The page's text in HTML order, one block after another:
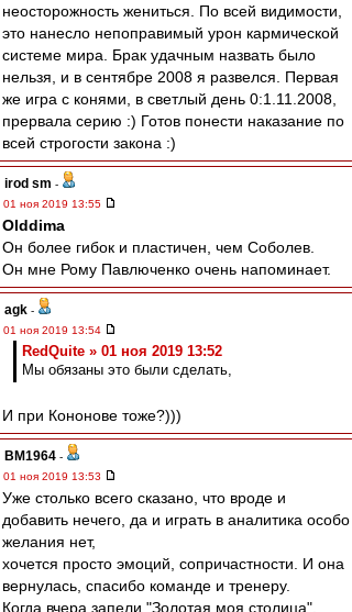
неосторожность жениться. По всей видимости,
это нанесло непоправимый урон кармической
системе мира. Брак удачным назвать было
нельзя, и в сентябре 2008 я развелся. Первая
же игра с конями, в светлый день 0:1.11.2008,
прервала серию :) Готов понести наказание по
всей строгости закона :)
irod sm -
01 ноя 2019 13:55
Olddima
Он более гибок и пластичен, чем Соболев.
Он мне Рому Павлюченко очень напоминает.
agk -
01 ноя 2019 13:54
RedQuite » 01 ноя 2019 13:52
Мы обязаны это были сделать,
И при Кононове тоже?)))
BM1964 -
01 ноя 2019 13:53
Уже столько всего сказано, что вроде и
добавить нечего, да и играть в аналитика особо
желания нет,
хочется просто эмоций, сопричастности. И она
вернулась, спасибо команде и тренеру.
Когда вчера запели "Золотая моя столица",